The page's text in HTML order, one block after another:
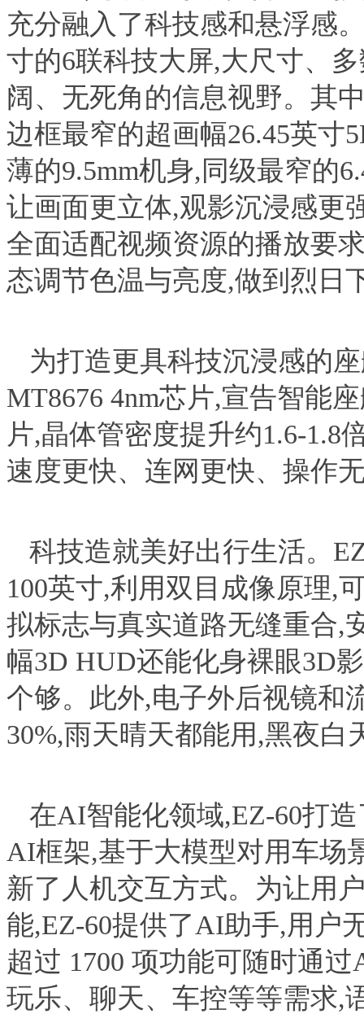
充分融入了科技感和悬浮感
寸的6联科技大屏,大尺寸、
阔、无死角的信息视野。其
边框最窄的超画幅26.45英寸
薄的9.5mm机身,同级最窄的
让画面更立体,观影沉浸感更
全面适配视频资源的播放要
态调节色温与亮度,做到烈日
为打造更具科技沉浸感的
MT8676 4nm芯片,宣告智能
片,晶体管密度提升约1.6-1.8
速度更快、连网更快、操作
科技造就美好出行生活。
100英寸,利用双目成像原理,
拟标志与真实道路无缝重合,
幅3D HUD还能化身裸眼3D
个够。此外,电子外后视镜和
30%,雨天晴天都能用,黑夜白
在AI智能化领域,EZ-60打
AI框架,基于大模型对用车场
新了人机交互方式。为让用
能,EZ-60提供了AI助手,用户
超过 1700 项功能可随时通
玩乐、聊天、车控等等需求,